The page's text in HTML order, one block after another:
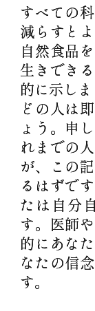
すべての
減らすと
自然食品
生きでき
的に示しま
どの人は
ょう。申
れまでの
が、この
るはずで
たは自分
す。医師
的にあな
なたの信
す。